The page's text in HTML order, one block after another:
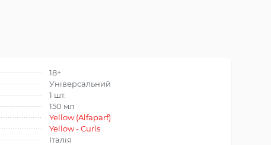
18+
Універсальний
1 шт.
150 мл
Yellow (Alfaparf)
Yellow - Curls
Італія